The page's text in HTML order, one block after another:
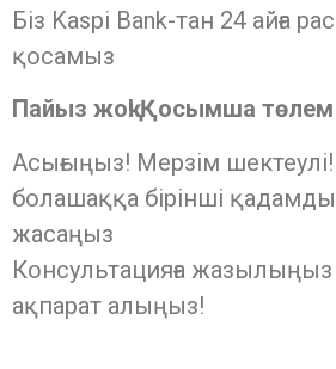
Біз Kaspi Bank-тан 24 айға
қосамыз
Пайыз жоқ! Қосымша төлем
Асығыңыз! Мерзім
болашаққа бірінші
жасаңыз
Консультацияға
ақпарат алыңыз!